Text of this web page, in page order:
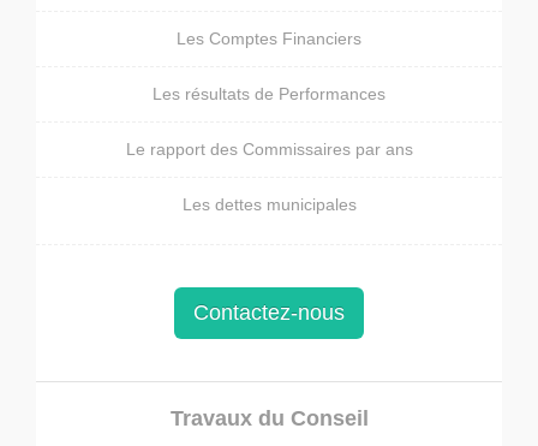
Les Comptes Financiers
Les résultats de Performances
Le rapport des Commissaires par ans
Les dettes municipales
Contactez-nous
Travaux du Conseil